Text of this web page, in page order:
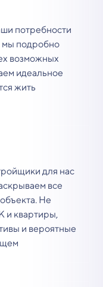
потребности
мы подробно
возможных
идеальное
жить
для нас
все
Не
и квартиры,
и вероятные